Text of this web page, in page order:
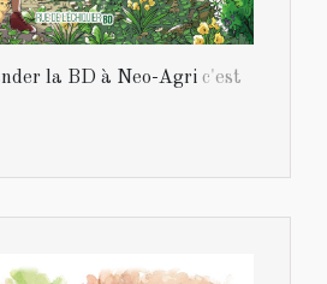
la BD à Neo-Agri c'est